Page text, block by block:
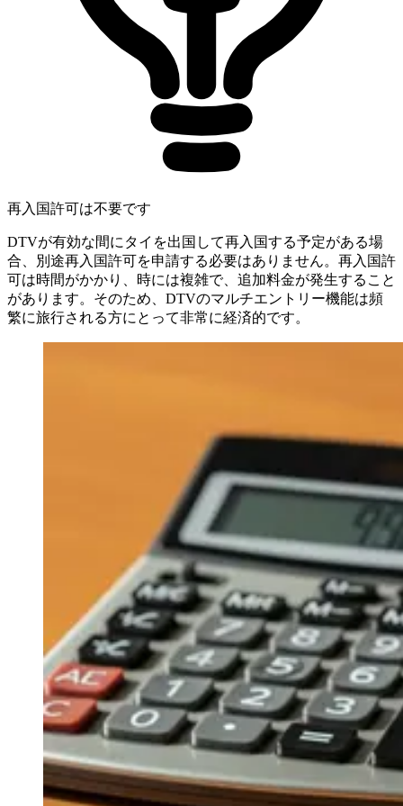
再入国許可は不要です
DTVが有効な間にタイを出国して再入国する予定がある場
合、別途再入国許可を申請する必要はありません。再入国許
可は時間がかかり、時には複雑で、追加料金が発生すること
があります。そのため、DTVのマルチエントリー機能は頻
繁に旅行される方にとって非常に経済的です。